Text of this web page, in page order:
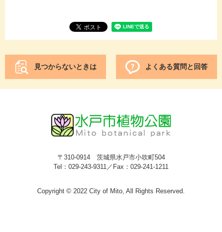
見つからないときは よくある質問と回答
〒310-0914 茨城県水戸市小吹町504
Tel：029-243-9311／Fax：029-241-1211
Copyright © 2022 City of Mito, All Rights Reserved.